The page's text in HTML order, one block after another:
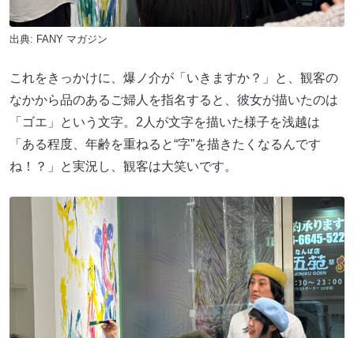
出典: FANY マガジン
これをきっかけに、爆ノ介が「いきますか？」と、観客の
なかから品のあるご婦人を指名すると、彼女が描いたのは
「ゴエ」という文字。2人が文字を描いた様子を浅越は
「ある程度、年齢を重ねると“字”を描きたくなるんです
ね！？」と実況し、観客は大笑いです。